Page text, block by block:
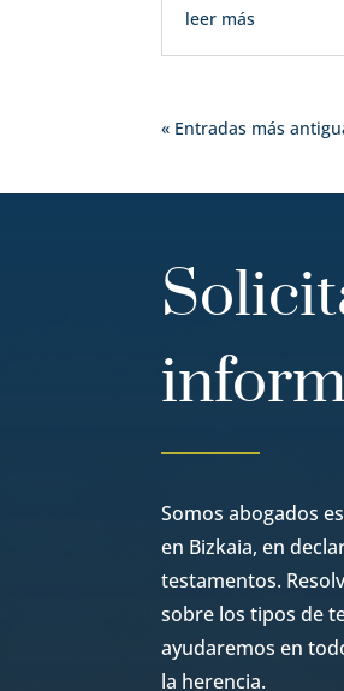
leer más
« Entradas más
Somos abogados
en Bizkaia, en
testamentos.
sobre los tipos de
ayudaremos en
la herencia.